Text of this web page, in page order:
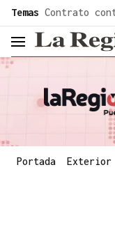
Temas Contrato
header.menu.open
Portada Exterior